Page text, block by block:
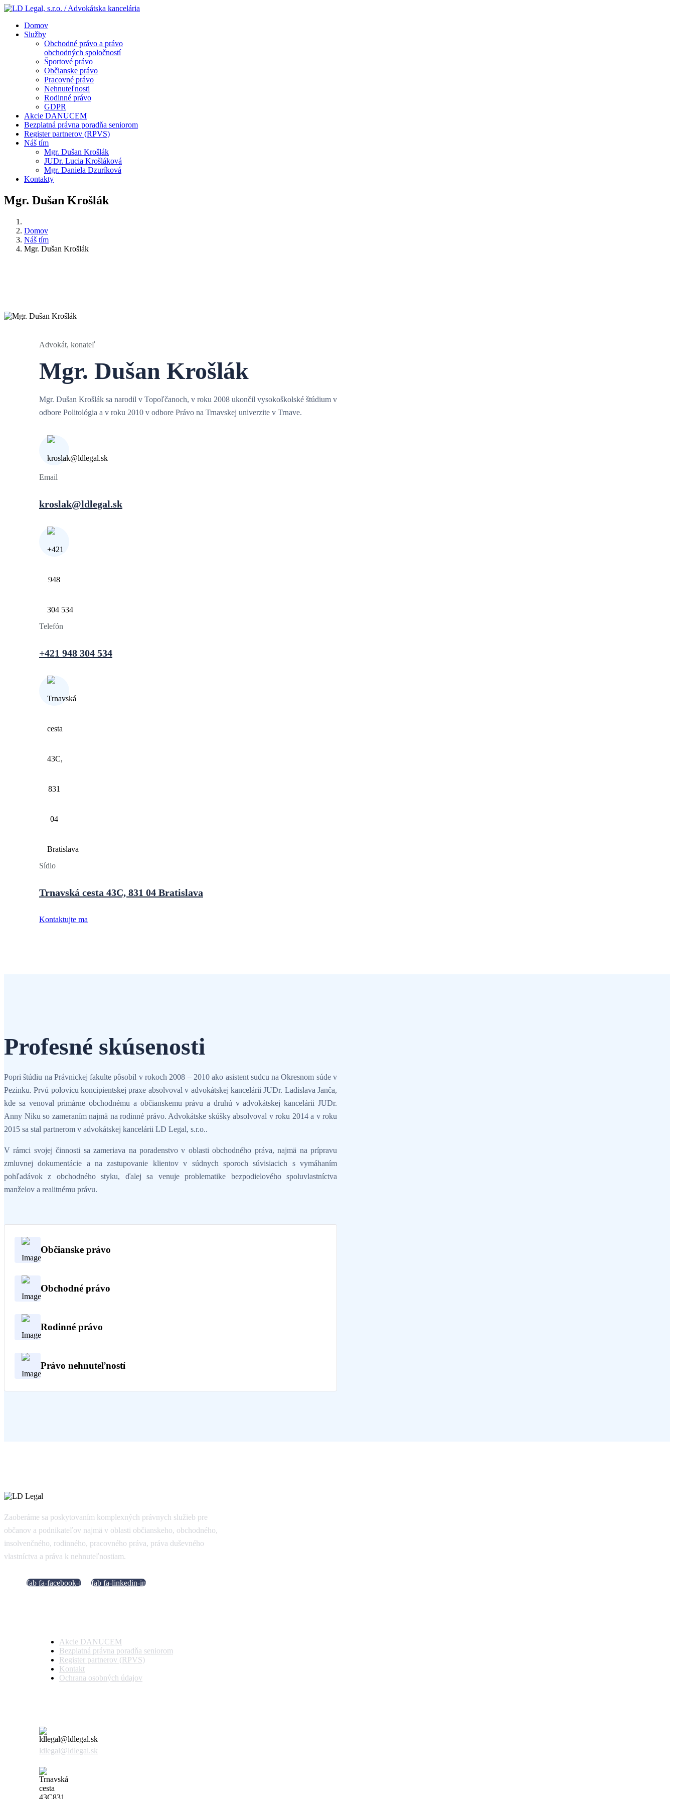
Domov
Služby
Obchodné právo a právo
obchodných spoločností
Športové právo
Občianske právo
Pracovné právo
Nehnuteľnosti
Rodinné právo
GDPR
Akcie DANUCEM
Bezplatná právna poradňa seniorom
Register partnerov (RPVS)
Náš tím
Mgr. Dušan Krošlák
JUDr. Lucia Krošláková
Mgr. Daniela Dzuríková
Kontakty
Mgr. Dušan Krošlák
Domov
Náš tím
Mgr. Dušan Krošlák
Advokát, konateľ
Mgr. Dušan Krošlák
Mgr. Dušan Krošlák sa narodil v Topoľčanoch, v roku 2008 ukončil vysokoškolské štúdium v
odbore Politológia a v roku 2010 v odbore Právo na Trnavskej univerzite v Trnave.
kroslak@ldlegal.sk
Email
+421 948 304 534
Telefón
Trnavská cesta 43C, 831 04 Bratislava
Sídlo
Kontaktujte ma
Profesné skúsenosti
Popri štúdiu na Právnickej fakulte pôsobil v rokoch 2008 – 2010 ako asistent sudcu na Okresnom súde v
Pezinku. Prvú polovicu koncipientskej praxe absolvoval v advokátskej kancelárii JUDr. Ladislava Janča,
kde sa venoval primárne obchodnému a občianskemu právu a druhú v advokátskej kancelárii JUDr.
Anny Niku so zameraním najmä na rodinné právo. Advokátske skúšky absolvoval v roku 2014 a v roku
2015 sa stal partnerom v advokátskej kancelárii LD Legal, s.r.o..
V rámci svojej činnosti sa zameriava na poradenstvo v oblasti obchodného práva, najmä na prípravu
zmluvnej dokumentácie a na zastupovanie klientov v súdnych sporoch súvisiacich s vymáhaním
pohľadávok z obchodného styku, ďalej sa venuje problematike bezpodielového spoluvlastníctva
manželov a realitnému právu.
Občianske právo
Obchodné právo
Rodinné právo
Právo nehnuteľností
Zaoberáme sa poskytovaním komplexných právnych služieb pre
občanov a podnikateľov najmä v oblasti občianskeho, obchodného,
insolvenčného, rodinného, pracovného práva, práva duševného
vlastníctva a práva k nehnuteľnostiam.
fab fa-facebook-f fab fa-linkedin-in
Akcie DANUCEM
Bezplatná právna poradňa seniorom
Register partnerov (RPVS)
Kontakt
Ochrana osobných údajov
ldlegal@ldlegal.sk